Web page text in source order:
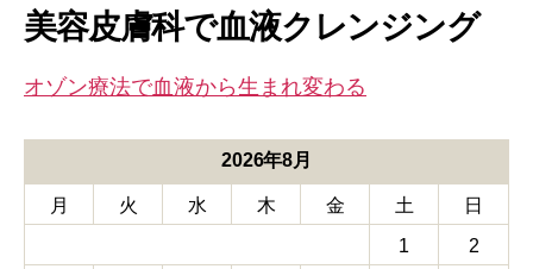
美容皮膚科で血液クレンジング
オゾン療法で血液から生まれ変わる
2026年8月
月 火 水 木 金 土
日
1
2